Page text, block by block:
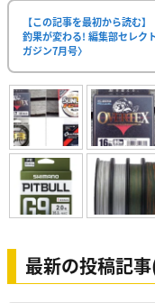
【この記事を最初から読む】
釣果が変わる! 編集部セレク
ガジン7月号〉
最新の投稿記